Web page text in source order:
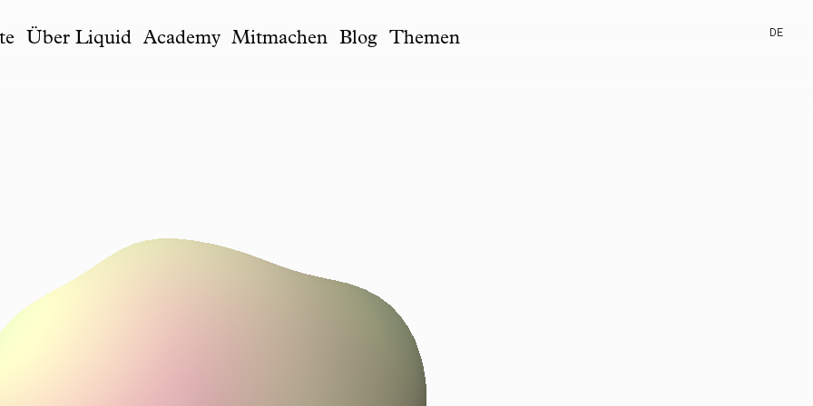
Über Liquid Academy Mitmachen Blog Themen DE